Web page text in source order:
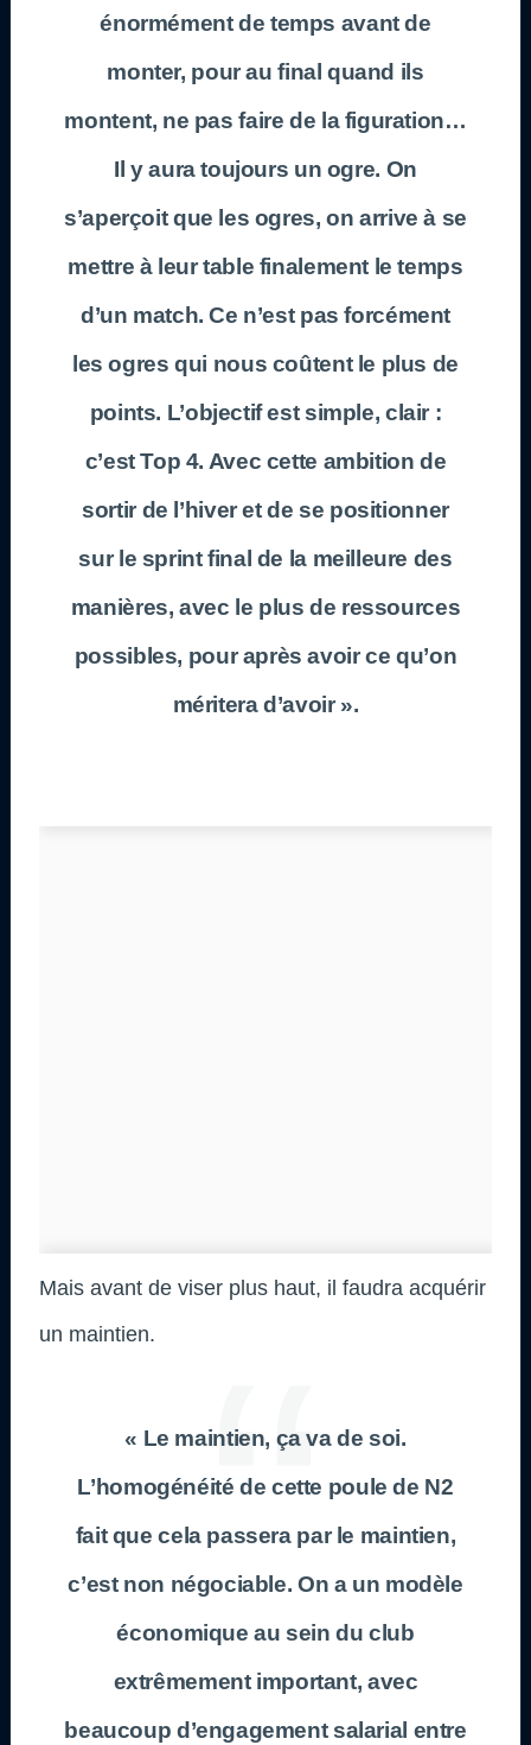
énormément de temps avant de
monter, pour au final quand ils
montent, ne pas faire de la figuration…
Il y aura toujours un ogre. On
s’aperçoit que les ogres, on arrive à se
mettre à leur table finalement le temps
d’un match. Ce n’est pas forcément
les ogres qui nous coûtent le plus de
points. L’objectif est simple, clair :
c’est Top 4. Avec cette ambition de
sortir de l’hiver et de se positionner
sur le sprint final de la meilleure des
manières, avec le plus de ressources
possibles, pour après avoir ce qu’on
méritera d’avoir ».
Mais avant de viser plus haut, il faudra acquérir
un maintien.
« Le maintien, ça va de soi.
L’homogénéité de cette poule de N2
fait que cela passera par le maintien,
c’est non négociable. On a un modèle
économique au sein du club
extrêmement important, avec
beaucoup d’engagement salarial entre